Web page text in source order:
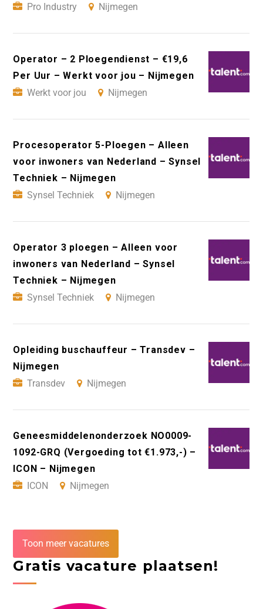
Pro Industry
Nijmegen
Operator – 2 Ploegendienst – €19,6
Per Uur – Werkt voor jou – Nijmegen
Werkt voor jou
Nijmegen
Procesoperator 5-Ploegen – Alleen
voor inwoners van Nederland – Synsel
Techniek – Nijmegen
Synsel Techniek
Nijmegen
Operator 3 ploegen – Alleen voor
inwoners van Nederland – Synsel
Techniek – Nijmegen
Synsel Techniek
Nijmegen
Opleiding buschauffeur – Transdev –
Nijmegen
Transdev
Nijmegen
Geneesmiddelenonderzoek NO0009-
1092-GRQ (Vergoeding tot €1.973,-) –
ICON – Nijmegen
ICON
Nijmegen
Toon meer vacatures
Gratis vacature plaatsen!